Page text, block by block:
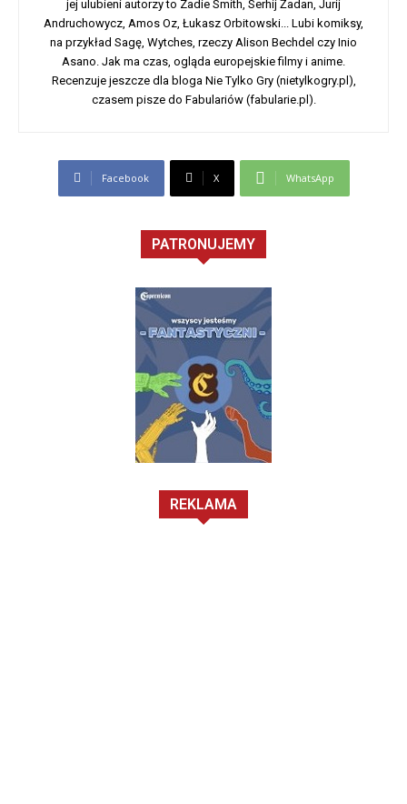
jej ulubieni autorzy to Zadie Smith, Serhij Żadan, Jurij
Andruchowycz, Amos Oz, Łukasz Orbitowski... Lubi komiksy,
na przykład Sagę, Wytches, rzeczy Alison Bechdel czy Inio
Asano. Jak ma czas, ogląda europejskie filmy i anime.
Recenzuje jeszcze dla bloga Nie Tylko Gry (nietylkogry.pl),
czasem pisze do Fabulariów (fabularie.pl).
Facebook X WhatsApp
PATRONUJEMY
REKLAMA